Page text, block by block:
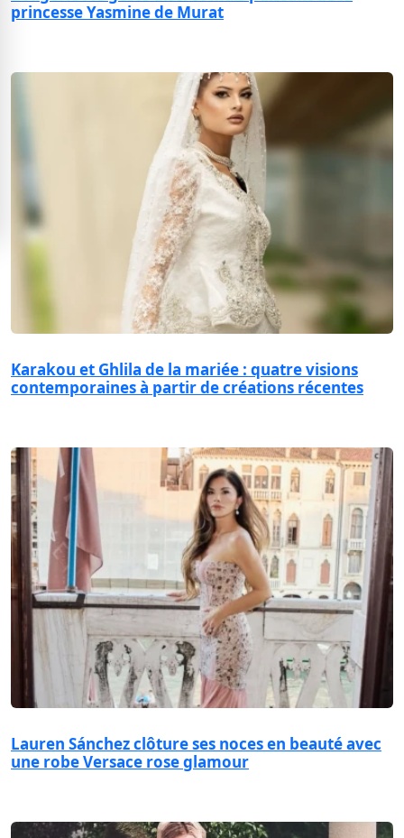
princesse Yasmine de Murat
Karakou et Ghlila de la mariée : quatre visions
contemporaines à partir de créations récentes
Lauren Sánchez clôture ses noces en beauté avec
une robe Versace rose glamour